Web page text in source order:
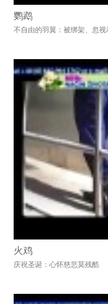
鹦鹉
不自由的羽翼：被绑架、忽
火鸡
庆祝圣诞：心怀慈悲莫残酷